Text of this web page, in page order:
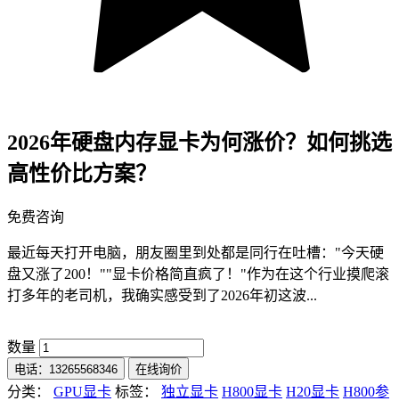
2026年硬盘内存显卡为何涨价？如何挑选
高性价比方案？
免费咨询
最近每天打开电脑，朋友圈里到处都是同行在吐槽："今天硬
盘又涨了200！""显卡价格简直疯了！"作为在这个行业摸爬滚
打多年的老司机，我确实感受到了2026年初这波...
数量
电话：13265568346 在线询价
分类： GPU显卡 标签： 独立显卡 H800显卡 H20显卡 H800参